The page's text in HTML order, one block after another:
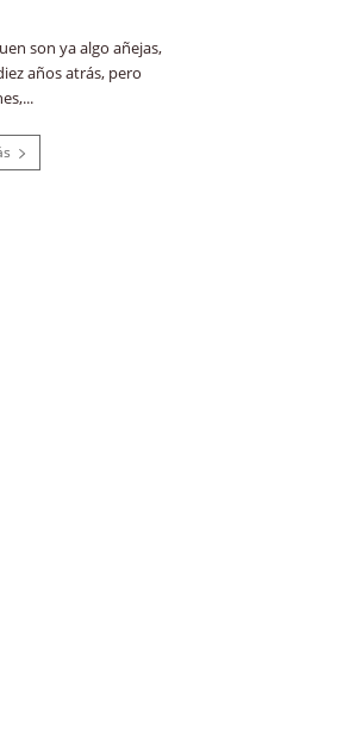
son ya algo añejas,
años atrás, pero